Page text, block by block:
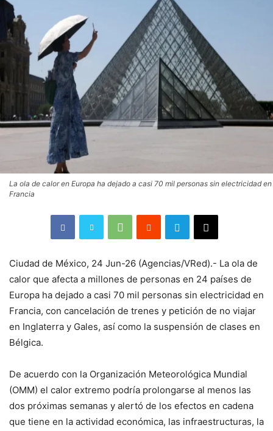
La ola de calor en Europa ha dejado a casi 70 mil personas sin electricidad en
Francia
Ciudad de México, 24 Jun-26 (Agencias/VRed).- La ola de
calor que afecta a millones de personas en 24 países de
Europa ha dejado a casi 70 mil personas sin electricidad en
Francia, con cancelación de trenes y petición de no viajar
en Inglaterra y Gales, así como la suspensión de clases en
Bélgica.
De acuerdo con la Organización Meteorológica Mundial
(OMM) el calor extremo podría prolongarse al menos las
dos próximas semanas y alertó de los efectos en cadena
que tiene en la actividad económica, las infraestructuras, la